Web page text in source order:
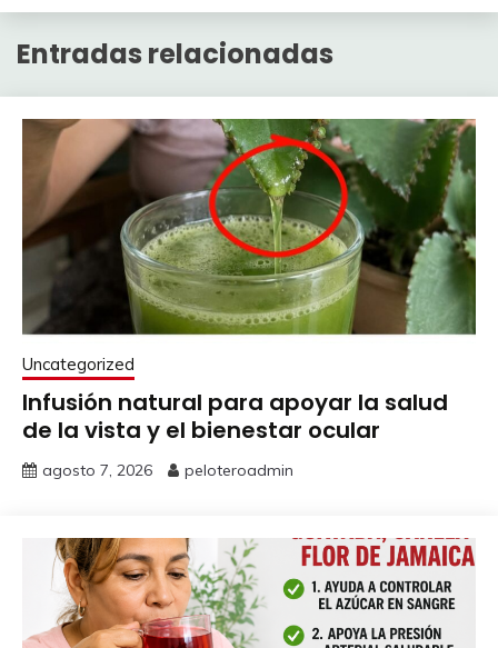
Entradas relacionadas
Uncategorized
Infusión natural para apoyar la salud
de la vista y el bienestar ocular
agosto 7, 2026 peloteroadmin